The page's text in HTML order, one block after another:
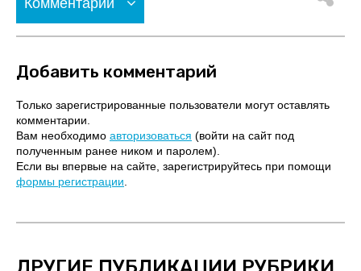
Комментарии
Добавить комментарий
Только зарегистрированные пользователи могут оставлять
комментарии.
Вам необходимо авторизоваться (войти на сайт под
полученным ранее ником и паролем).
Если вы впервые на сайте, зарегистрируйтесь при помощи
формы регистрации.